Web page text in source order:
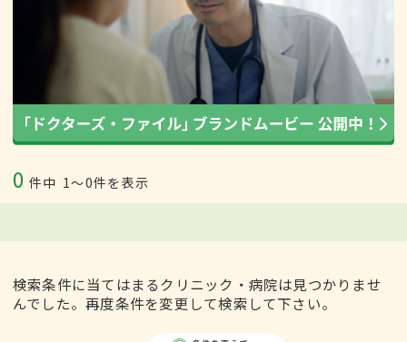
0 件中 1〜0件を表示
検索条件に当てはまるクリニック・病院は見つかりませ
んでした。再度条件を変更して検索して下さい。